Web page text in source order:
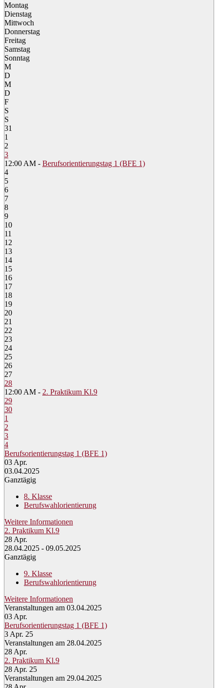
Montag
Dienstag
Mittwoch
Donnerstag
Freitag
Samstag
Sonntag
M
D
M
D
F
S
S
31
1
2
3
12:00 AM - Berufsorientierungstag 1 (BFE 1)
4
5
6
7
8
9
10
11
12
13
14
15
16
17
18
19
20
21
22
23
24
25
26
27
28
12:00 AM - 2. Praktikum Kl.9
29
30
1
2
3
4
Berufsorientierungstag 1 (BFE 1)
03 Apr.
03.04.2025
Ganztägig
8. Klasse
Berufswahlorientierung
Weitere Informationen
2. Praktikum Kl.9
28 Apr.
28.04.2025 - 09.05.2025
Ganztägig
9. Klasse
Berufswahlorientierung
Weitere Informationen
Veranstaltungen am 03.04.2025
03 Apr.
Berufsorientierungstag 1 (BFE 1)
3 Apr. 25
Veranstaltungen am 28.04.2025
28 Apr.
2. Praktikum Kl.9
28 Apr. 25
Veranstaltungen am 29.04.2025